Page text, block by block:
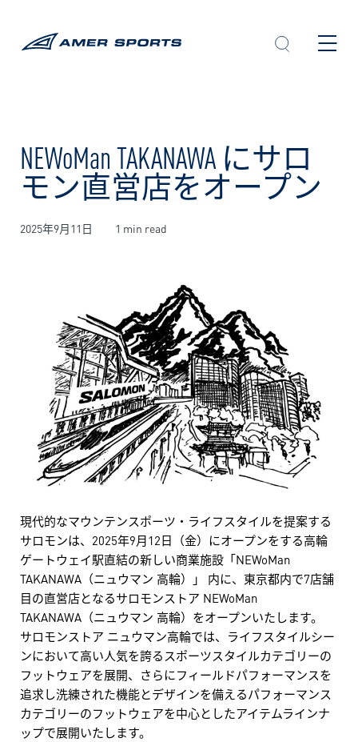
NEWoMan TAKANAWA にサロ
モン直営店をオープン
2025年9月11日 1 min read
現代的なマウンテンスポーツ・ライフスタイルを提案する
サロモンは、2025年9月12日（金）にオープンをする高輪
ゲートウェイ駅直結の新しい商業施設「NEWoMan
TAKANAWA（ニュウマン 高輪）」 内に、東京都内で7店舗
目の直営店となるサロモンストア NEWoMan
TAKANAWA（ニュウマン 高輪）をオープンいたします。
サロモンストア ニュウマン高輪では、ライフスタイルシー
ンにおいて高い人気を誇るスポーツスタイルカテゴリーの
フットウェアを展開、さらにフィールドパフォーマンスを
追求し洗練された機能とデザインを備えるパフォーマンス
カテゴリーのフットウェアを中心としたアイテムラインナ
ップで展開いたします。